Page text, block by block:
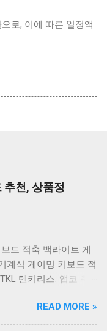
로, 이에 따른 일정액
추천, 상품정
드 적축 백라이트 게
계식 게이밍 키보드 적
텐키리스. 앱코 축
레트로 기계식 게이
레트로 베이지. 체리
READ MORE »